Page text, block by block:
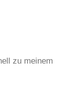
zu meinem